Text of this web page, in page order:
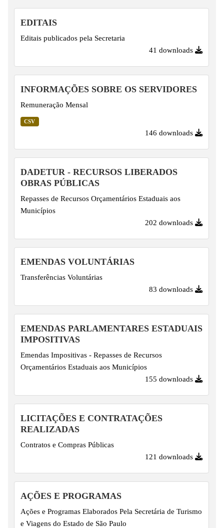
EDITAIS
Editais publicados pela Secretaria
41 downloads
INFORMAÇÕES SOBRE OS SERVIDORES
Remuneração Mensal
CSV
146 downloads
DADETUR - RECURSOS LIBERADOS
OBRAS PÚBLICAS
Repasses de Recursos Orçamentários Estaduais aos
Municípios
202 downloads
EMENDAS VOLUNTÁRIAS
Transferências Voluntárias
83 downloads
EMENDAS PARLAMENTARES ESTADUAIS
IMPOSITIVAS
Emendas Impositivas - Repasses de Recursos
Orçamentários Estaduais aos Municípios
155 downloads
LICITAÇÕES E CONTRATAÇÕES
REALIZADAS
Contratos e Compras Públicas
121 downloads
AÇÕES E PROGRAMAS
Ações e Programas Elaborados Pela Secretária de Turismo
e Viagens do Estado de São Paulo